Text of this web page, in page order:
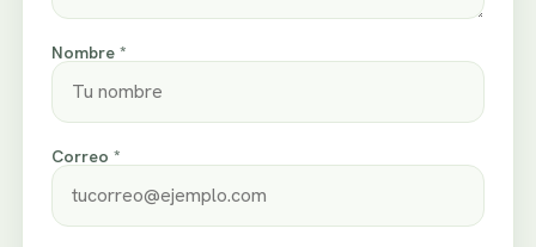
Nombre *
Correo *